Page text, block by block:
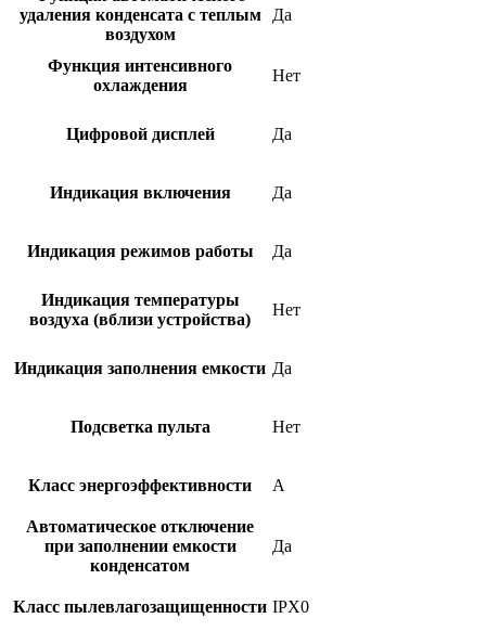
удаления конденсата с теплым
воздухом
Да
Функция интенсивного
охлаждения
Нет
Цифровой дисплей Да
Индикация включения Да
Индикация режимов работы Да
Индикация температуры
воздуха (вблизи устройства)
Нет
Индикация заполнения емкости Да
Подсветка пульта Нет
Класс энергоэффективности A
Автоматическое отключение
при заполнении емкости
конденсатом
Да
Класс пылевлагозащищенности IPX0